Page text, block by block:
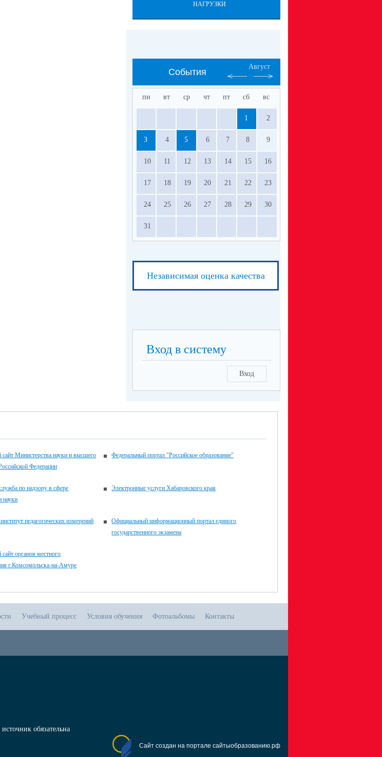
НАГРУЗКИ
События
Август
пн вт ср чт пт сб вс
1 2
3 4 5 6 7 8 9
10 11 12 13 14 15 16
17 18 19 20 21 22 23
24 25 26 27 28 29 30
31
Независимая оценка качества
Вход в систему
Вход
Министерства науки и высшего
Федерации
Федеральный портал "Российское образование"
по надзору в сфере
науки
Электронные услуги Хабаровского края
педагогических измерений
Официальный информационный портал единого
государственного экзамена
органов местного
г.Комсомольска-на-Амуре
Учебный процесс Условия обучения Фотоальбомы Контакты
обязательна
Сайт создан на портале сайтыобразованию.рф